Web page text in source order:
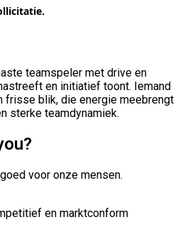
teamspeler met drive en
en initiatief toont. Iemand
frisse blik, die energie meebrengt
sterke teamdynamiek.
voor onze mensen.
en marktconform